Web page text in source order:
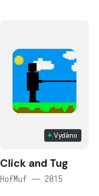
Vydáno
Click and Tug
HofMuf — 2015